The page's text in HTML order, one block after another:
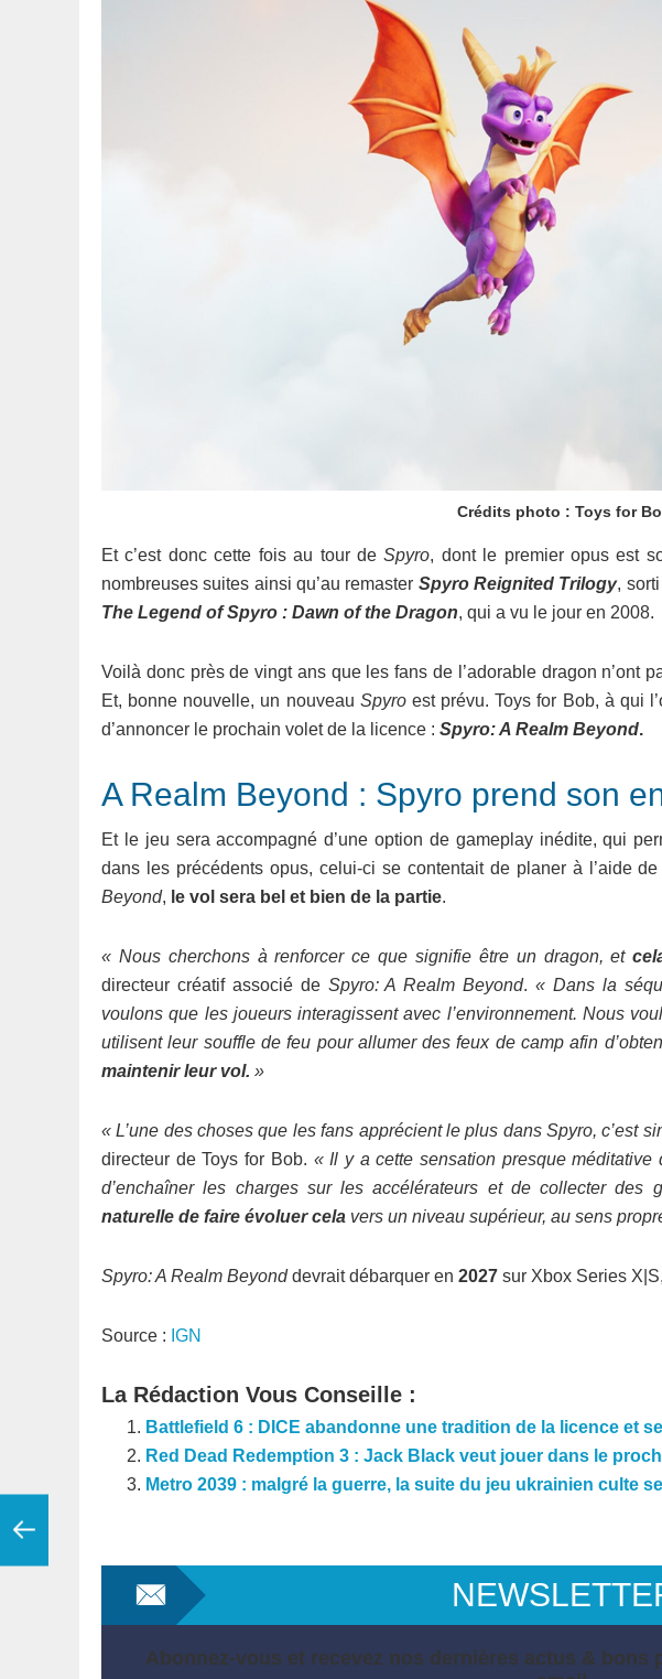
Crédits photo : Toys for
Et c’est donc cette fois au tour deSpyro, dont le premier opus est
nombreuses suites ainsi qu’au remaster Spyro Reignited Trilogy,
The Legend of Spyro : Dawn of the Dragon, qui a vu le jour en 2008.
Voilà donc près de vingt ans que les fans de l’adorable dragon n’ont
Et, bonne nouvelle, un nouveau Spyroest prévu. Toys for Bob, à qui
d’annoncer le prochain volet de la licence : Spyro: A Realm Beyond.
A Realm Beyond : Spyro prend son
Et le jeu sera accompagné d’une option de gameplay inédite, qui
dans les précédents opus, celui-ci se contentait de planer à l’aide
Beyond, le vol sera bel et bien de la partie.
« Nous cherchons à renforcer ce que signifie être un dragon, et
directeur créatif associé de Spyro: A Realm Beyond.« Dans la
voulons que les joueurs interagissent avec l’environnement. Nous
utilisent leur souffle de feu pour allumer des feux de camp afin
maintenir leur vol. »
« L’une des choses que les fans apprécient le plus dans Spyro, c’est
directeur de Toys for Bob. « Il y a cette sensation presque
d’enchaîner les charges sur les accélérateurs et de collecter des
naturelle de faire évoluer cela vers un niveau supérieur, au sens
Spyro: A Realm Beyonddevrait débarquer en 2027 sur Xbox Series
Source : IGN
La Rédaction Vous Conseille :
Battlefield 6 : DICE abandonne une tradition de la licence et
Red Dead Redemption 3 : Jack Black veut jouer dans le
Metro 2039 : malgré la guerre, la suite du jeu ukrainien culte
Abonnez-vous et recevez nos dernières actus & bons